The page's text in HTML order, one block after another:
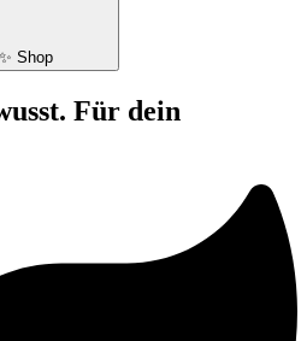
Open ✨ Shop
Für dein